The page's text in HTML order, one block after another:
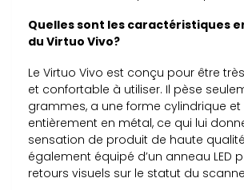
Quelles sont les caractéristiques
du Virtuo Vivo?
Le Virtuo Vivo est conçu pour être
et confortable à utiliser. Il pèse
grammes, a une forme cylindrique et
entièrement en métal, ce qui lui
sensation de produit de haute
également équipé d’un anneau LED
retours visuels sur le statut du